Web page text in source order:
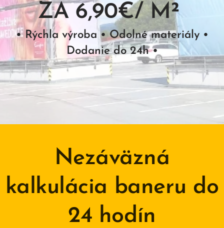
ZA 6,90€/ M²
• Rýchla výroba • Odolné materiály •
Dodanie do 24h•
Nezáväzná
kalkulácia baneru do
24 hodín